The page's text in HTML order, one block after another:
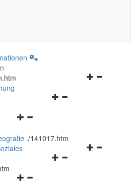
Navigationsmenü
Navigationsmenü
und
schließen
./141017.htm
Navigationsmenü
Navigationsmenü